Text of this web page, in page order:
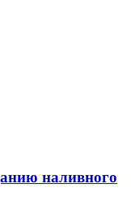
наливного